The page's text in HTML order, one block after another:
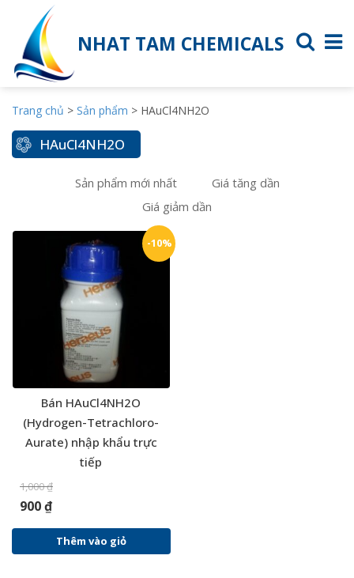
NHAT TAM CHEMICALS
Trang chủ > Sản phẩm > HAuCl4NH2O
HAuCl4NH2O
Sản phẩm mới nhất
Giá tăng dần
Giá giảm dần
-10%
Bán HAuCl4NH2O
(Hydrogen-Tetrachloro-
Aurate) nhập khẩu trực
tiếp
1,000₫
900₫
Thêm vào giỏ